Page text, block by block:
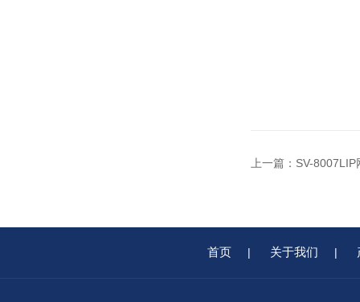
上一篇： SV-
首页 | 关于我们 |